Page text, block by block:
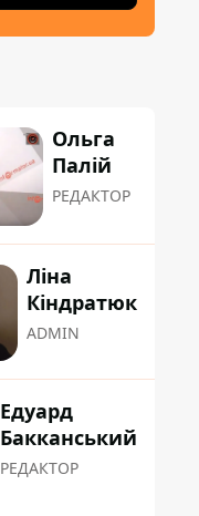
Ольга
Палій
РЕДАКТОР
Ліна
Кіндратюк
ADMIN
Едуард
Бакканський
РЕДАКТОР